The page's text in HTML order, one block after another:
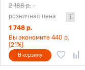
10000 mah 22.5W
(BHR9073GL) со
встроенным кабелем,
голубой
2 188 р. -
розничная цена
1 748 р.
Вы экономите 440 р.
(21%)
В корзину